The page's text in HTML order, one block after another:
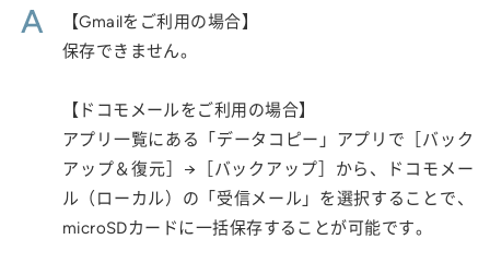
A
【Gmailをご利用の場合】
保存できません。
【ドコモメールをご利用の場合】
アプリ一覧にある「データコピー」アプリで［バック
アップ＆復元］→［バックアップ］から、ドコモメー
ル（ローカル）の「受信メール」を選択することで、
microSDカードに一括保存することが可能です。